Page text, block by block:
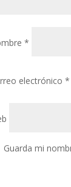
*
electrónico*
Guarda mi